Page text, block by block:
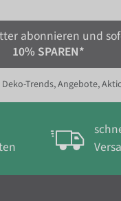
abonnieren und
10% SPAREN*
Trends, Angebote,